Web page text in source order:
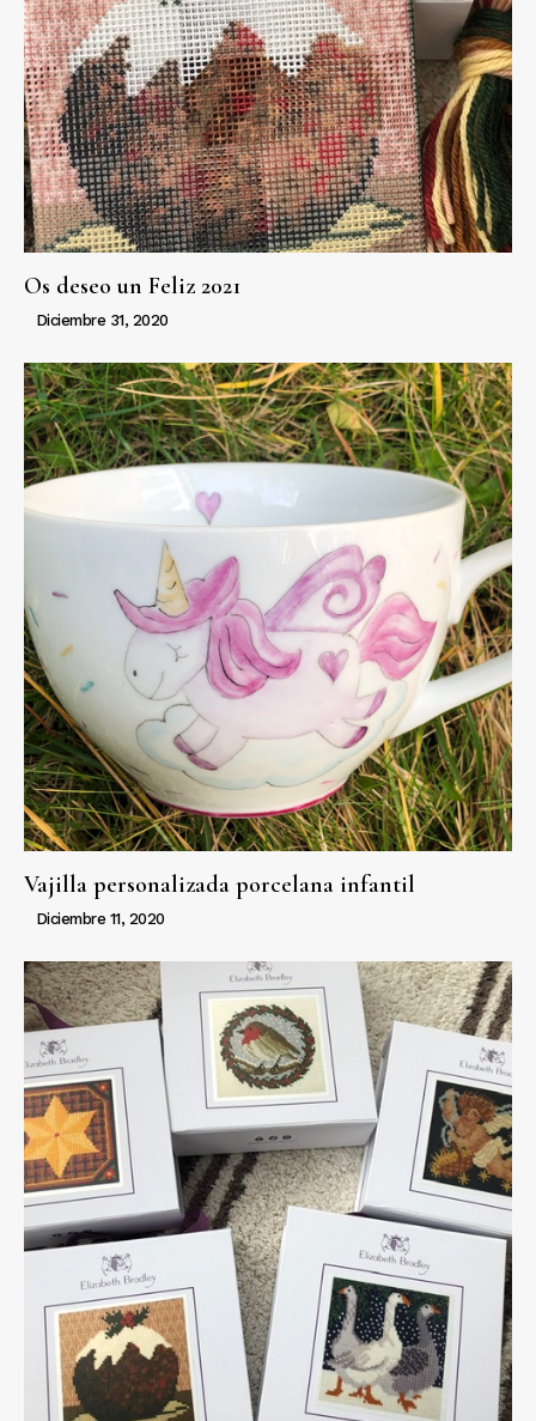
Os deseo un Feliz 2021
Diciembre 31, 2020
Vajilla personalizada porcelana infantil
Diciembre 11, 2020